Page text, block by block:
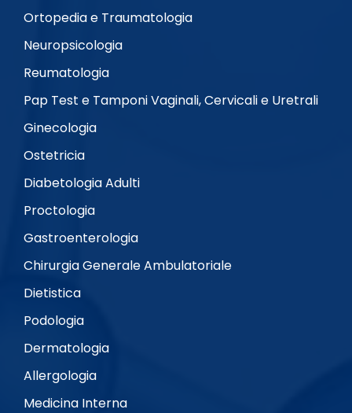
Ortopedia e Traumatologia
Neuropsicologia
Reumatologia
Pap Test e Tamponi Vaginali, Cervicali e Uretrali
Ginecologia
Ostetricia
Diabetologia Adulti
Proctologia
Gastroenterologia
Chirurgia Generale Ambulatoriale
Dietistica
Podologia
Dermatologia
Allergologia
Medicina Interna